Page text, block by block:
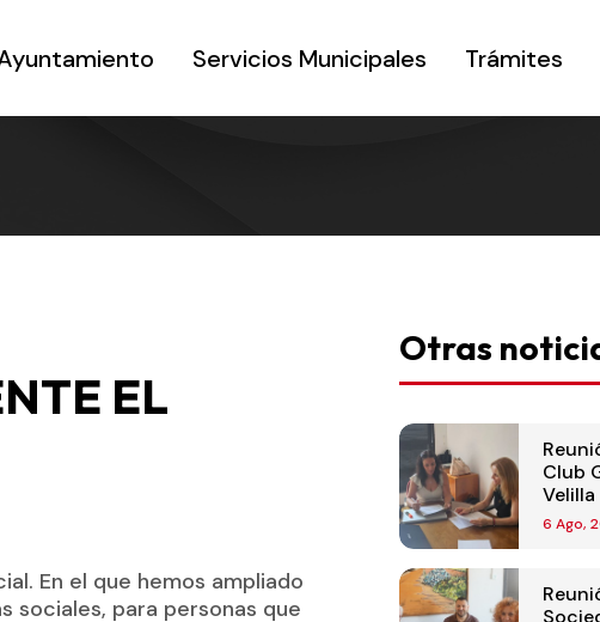
Servicios Municipales Trámites
EL
En el que hemos ampliado
sociales, para personas que
Otras
Club
Velilla
6 Ago,